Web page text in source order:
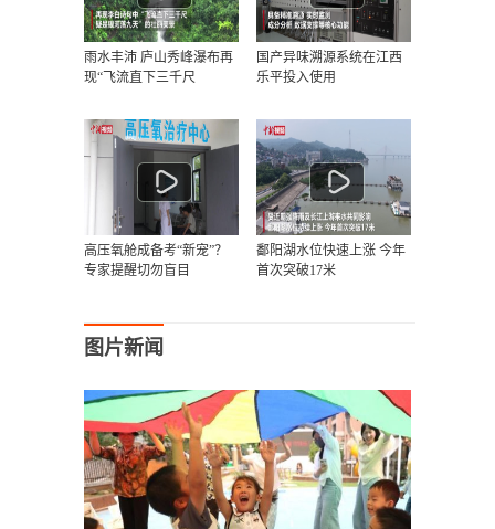
雨水丰沛 庐山秀峰瀑布再
现“飞流直下三千尺
国产异味溯源系统在江西
乐平投入使用
高压氧舱成备考“新宠”？
专家提醒切勿盲目
鄱阳湖水位快速上涨 今年
首次突破17米
图片新闻